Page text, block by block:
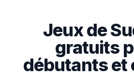
Jeux de
gratuits
débutants et